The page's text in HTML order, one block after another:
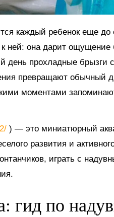
каждый ребенок еще до
ней: она дарит ощущение
день прохладные брызги
превращают обычный
моментами
) — это миниатюрный
развития и
играть с
гид по